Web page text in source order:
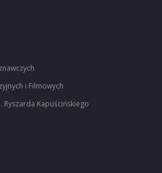
i Filmowych
Ryszarda Kapuścińskiego